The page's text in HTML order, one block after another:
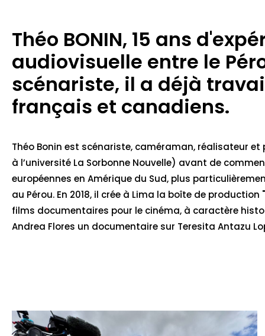
Théo BONIN, 15 ans
audiovisuelle entre le
scénariste, il a déjà
français et canadiens.
Théo Bonin est scénariste, caméraman, réalisateur
à l’université La Sorbonne Nouvelle) avant de
européennes en Amérique du Sud, plus
au Pérou. En 2018, il crée à Lima la boîte de
films documentaires pour le cinéma, à caractère
Andrea Flores un documentaire sur Teresita Antazu